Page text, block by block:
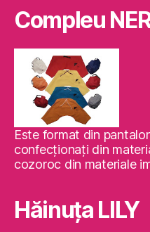
Compleu
Este format din
confecţionaţi din
cozoroc din materiale
Hăinuţa LILY